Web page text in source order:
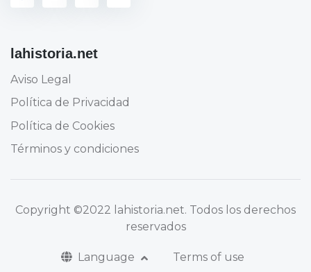
lahistoria.net
Aviso Legal
Política de Privacidad
Política de Cookies
Términos y condiciones
Copyright ©2022 lahistoria.net. Todos los derechos
reservados
Language Terms of use